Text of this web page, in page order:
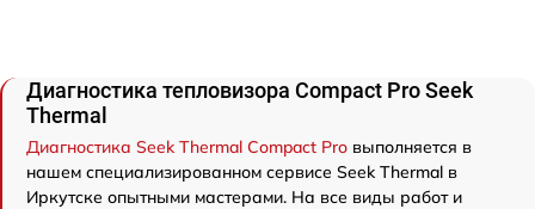
Диагностика тепловизора Compact Pro Seek
Thermal
Диагностика Seek Thermal Compact Pro выполняется в
нашем специализированном сервисе Seek Thermal в
Иркутске опытными мастерами. На все виды работ и